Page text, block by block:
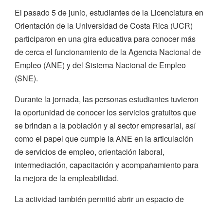
El pasado 5 de junio, estudiantes de la Licenciatura en
Orientación de la Universidad de Costa Rica (UCR)
participaron en una gira educativa para conocer más
de cerca el funcionamiento de la Agencia Nacional de
Empleo (ANE) y del Sistema Nacional de Empleo
(SNE).
Durante la jornada, las personas estudiantes tuvieron
la oportunidad de conocer los servicios gratuitos que
se brindan a la población y al sector empresarial, así
como el papel que cumple la ANE en la articulación
de servicios de empleo, orientación laboral,
intermediación, capacitación y acompañamiento para
la mejora de la empleabilidad.
La actividad también permitió abrir un espacio de